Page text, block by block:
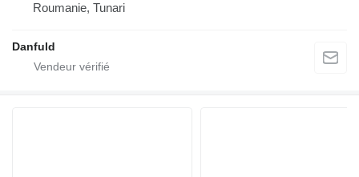
Roumanie, Tunari
Danfuld